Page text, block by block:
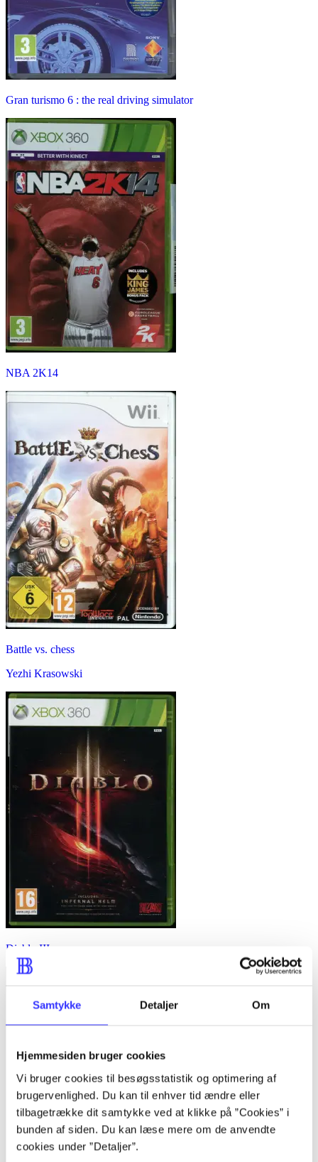
Samtykke Detaljer Om
Hjemmesiden bruger cookies
Vi bruger cookies til besøgsstatistik og optimering af
brugervenlighed. Du kan til enhver tid ændre eller
tilbagetrække dit samtykke ved at klikke på ”Cookies” i
bunden af siden. Du kan læse mere om de anvendte
cookies under ”Detaljer”.
Gran turismo 6 : the real driving simulator
NBA 2K14
Battle vs. chess
Yezhi Krasowski
Diablo III